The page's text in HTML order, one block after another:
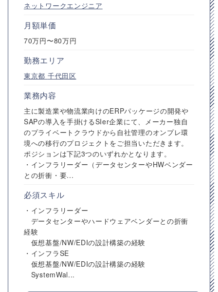
ネットワークエンジニア
月額単価
70万円〜80万円
勤務エリア
東京都 千代田区
業務内容
主に製造業や物流業向けのERPパッケージの開発や
SAPの導入を手掛けるSIer企業にて、メーカー独自
のプライベートクラウドから自社管理のオンプレ環
境への移行のプロジェクトをご担当いただきます。
ポジションは下記3つのいずれかとなります。
・インフラリーダー（データセンターやHWベンダー
との折衝・要...
必須スキル
・インフラリーダー
データセンターやハードウェアベンダーとの折衝
経験
仮想基盤/NW/EDIの設計構築の経験
・インフラSE
仮想基盤/NW/EDIの設計構築の経験
SystemWal...